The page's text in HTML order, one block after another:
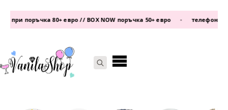
80+ евро // BOX NOW поръчка 50+ евро • телефон: 0877 339 609